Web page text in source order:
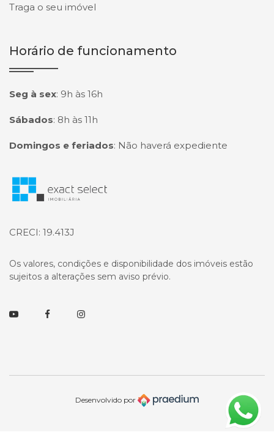
Traga o seu imóvel
Horário de funcionamento
Seg à sex: 9h às 16h
Sábados: 8h às 11h
Domingos e feriados: Não haverá expediente
Página inicial
CRECI: 19.413J
Os valores, condições e disponibilidade dos imóveis estão
sujeitos a alterações sem aviso prévio.
YoutubeFacebookInstagram
Desenvolvido por